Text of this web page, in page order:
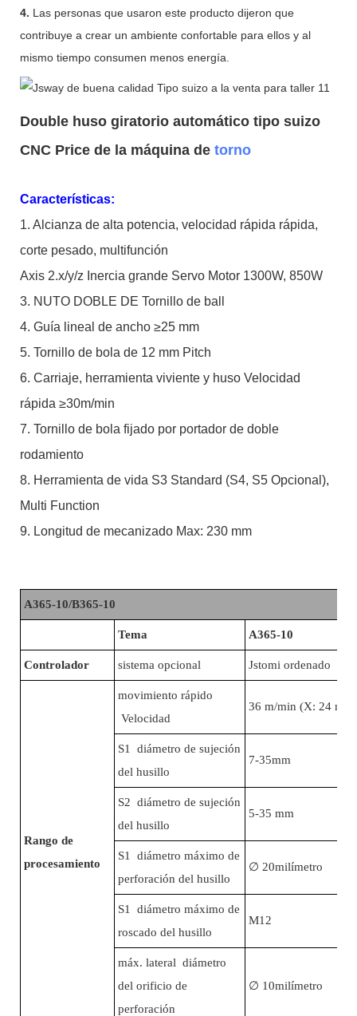
4. Las personas que usaron este producto dijeron que
contribuye a crear un ambiente confortable para ellos y al
mismo tiempo consumen menos energía.
Double huso giratorio automático tipo suizo
CNC Price de la máquina de torno
Características:
1. Alcianza de alta potencia, velocidad rápida rápida,
corte pesado, multifunción
Axis 2.x/y/z Inercia grande Servo Motor 1300W, 850W
3. NUTO DOBLE DE Tornillo de ball
4. Guía lineal de ancho ≥25 mm
5. Tornillo de bola de 12 mm Pitch
6. Carriaje, herramienta viviente y huso Velocidad
rápida ≥30m/min
7. Tornillo de bola fijado por portador de doble
rodamiento
8. Herramienta de vida S3 Standard (S4, S5 Opcional),
Multi Function
9. Longitud de mecanizado Max: 230 mm
A365-10/B365-10
Tema A365-10
Controlador sistema opcional Jstomi ordenado
Rango de
procesamiento
movimiento rápido
Velocidad
36 m/min (X: 24 m/
S1 diámetro de sujeción
del husillo
7-35mm
S2 diámetro de sujeción
del husillo
5-35 mm
S1 diámetro máximo de
perforación del husillo
∅ 20milímetro
S1 diámetro máximo de
roscado del husillo
M12
máx. lateral diámetro
del orificio de
perforación
∅ 10milímetro